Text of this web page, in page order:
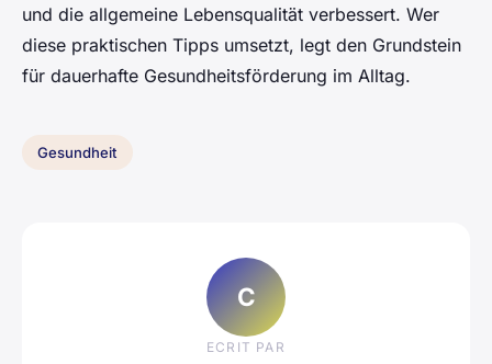
und die allgemeine Lebensqualität verbessert. Wer
diese praktischen Tipps umsetzt, legt den Grundstein
für dauerhafte Gesundheitsförderung im Alltag.
Gesundheit
C
ECRIT PAR